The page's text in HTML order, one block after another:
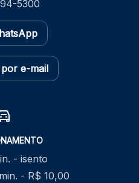
5300
e-mail
- isento
- R$ 10,00